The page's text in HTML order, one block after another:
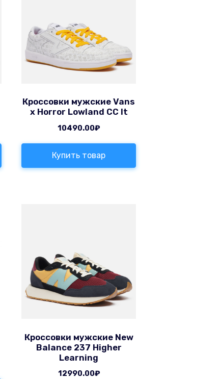
Кроссовки мужские Vans
x Horror Lowland CC It
10490.00₽
Купить товар
Кроссовки мужские New
Balance 237 Higher
Learning
12990.00₽